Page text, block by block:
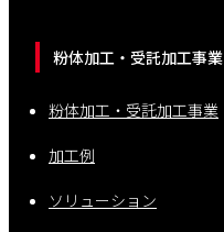
粉体加工・受託加工事業
粉体加工・受託加工事業
加工例
ソリューション